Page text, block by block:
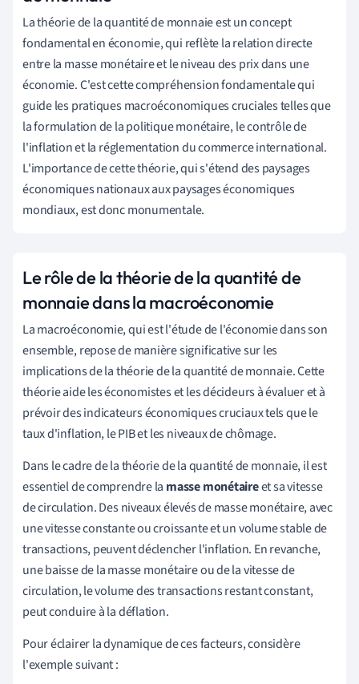
La théorie de la quantité de monnaie est un concept
fondamental en économie, qui reflète la relation directe
entre la masse monétaire et le niveau des prix dans une
économie. C'est cette compréhension fondamentale qui
guide les pratiques macroéconomiques cruciales telles que
la formulation de la politique monétaire, le contrôle de
l'inflation et la réglementation du commerce international.
L'importance de cette théorie, qui s'étend des paysages
économiques nationaux aux paysages économiques
mondiaux, est donc monumentale.
Le rôle de la théorie de la quantité de
monnaie dans la macroéconomie
La macroéconomie, qui est l'étude de l'économie dans son
ensemble, repose de manière significative sur les
implications de la théorie de la quantité de monnaie. Cette
théorie aide les économistes et les décideurs à évaluer et à
prévoir des indicateurs économiques cruciaux tels que le
taux d'inflation, le PIB et les niveaux de chômage.
Dans le cadre de la théorie de la quantité de monnaie, il est
essentiel de comprendre la masse monétaireet sa vitesse
de circulation. Des niveaux élevés de masse monétaire, avec
une vitesse constante ou croissante et un volume stable de
transactions, peuvent déclencher l'inflation. En revanche,
une baisse de la masse monétaire ou de la vitesse de
circulation, le volume des transactions restant constant,
peut conduire à la déflation.
Pour éclairer la dynamique de ces facteurs, considère
l'exemple suivant :